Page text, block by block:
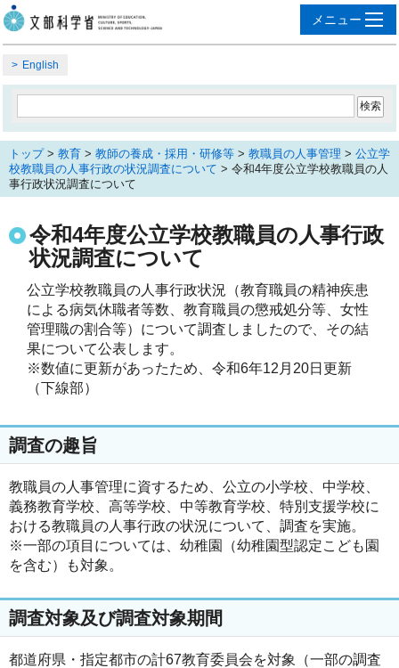
English
トップ> 教育 > 教師の養成・採用・研修等 > 教職員の人事管理 > 公立学
校教職員の人事行政の状況調査について > 令和4年度公立学校教職員の人
事行政状況調査について
令和4年度公立学校教職員の人事行政
状況調査について
公立学校教職員の人事行政状況（教育職員の精神疾患
による病気休職者等数、教育職員の懲戒処分等、女性
管理職の割合等）について調査しましたので、その結
果について公表します。
※数値に更新があったため、令和6年12月20日更新
（下線部）
調査の趣旨
教職員の人事管理に資するため、公立の小学校、中学校、
義務教育学校、高等学校、中等教育学校、特別支援学校に
おける教職員の人事行政の状況について、調査を実施。
※一部の項目については、幼稚園（幼稚園型認定こども園
を含む）も対象。
調査対象及び調査対象期間
都道府県・指定都市の計67教育委員会を対象（一部の調査